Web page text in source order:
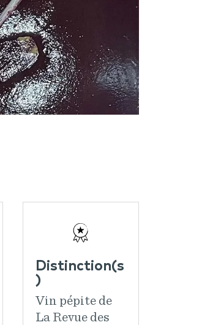
Distinction(s
)
Vin pépite de
La Revue des